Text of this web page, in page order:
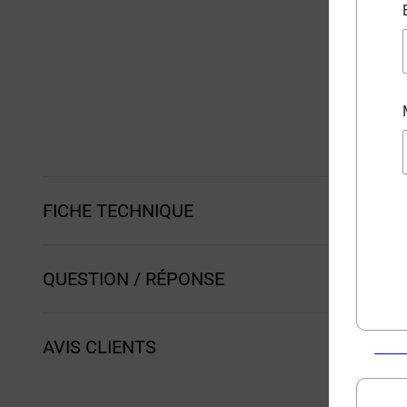
FICHE TECHNIQUE
QUESTION / RÉPONSE
AVIS CLIENTS